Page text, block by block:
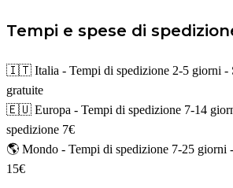
Tempi e spese di
🇮🇹 Italia - Tempi di spedizione 2-5 giorni -
gratuite
🇪🇺 Europa - Tempi di spedizione 7-14
spedizione 7€
🌎 Mondo - Tempi di spedizione 7-25 giorni
15€